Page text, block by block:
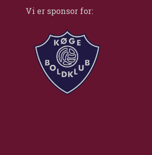
Vi er sponsor for: